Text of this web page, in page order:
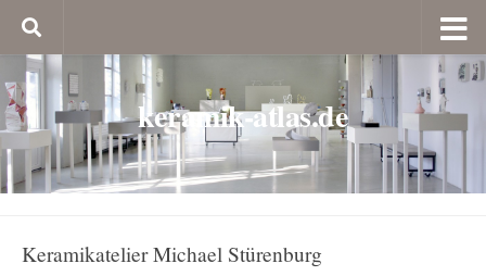
keramik-atlas.de
Keramikatelier Michael Stürenburg